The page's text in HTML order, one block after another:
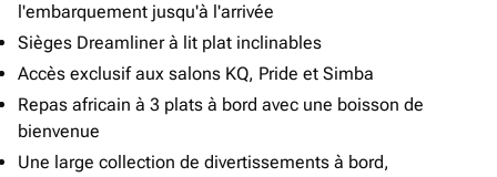
l'embarquement jusqu'à l'arrivée
Sièges Dreamliner à lit plat inclinables
Accès exclusif aux salons KQ, Pride et Simba
Repas africain à 3 plats à bord avec une boisson de
bienvenue
Une large collection de divertissements à bord,